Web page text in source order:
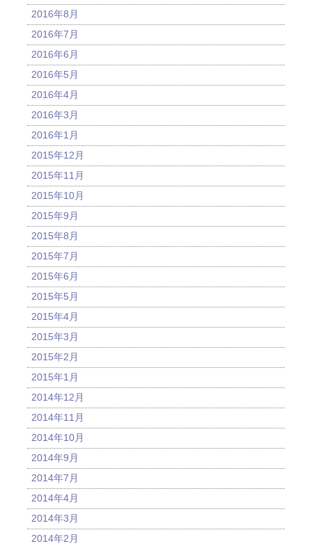
2016年8月
2016年7月
2016年6月
2016年5月
2016年4月
2016年3月
2016年1月
2015年12月
2015年11月
2015年10月
2015年9月
2015年8月
2015年7月
2015年6月
2015年5月
2015年4月
2015年3月
2015年2月
2015年1月
2014年12月
2014年11月
2014年10月
2014年9月
2014年7月
2014年4月
2014年3月
2014年2月